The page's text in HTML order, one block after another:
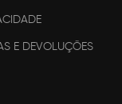
E DEVOLUÇÕES